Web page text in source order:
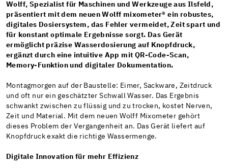
Wolff, Spezialist für Maschinen und Werkzeuge aus Ilsfeld,
präsentiert mit dem neuen Wolff mixometer® ein robustes,
digitales Dosiersystem, das Fehler vermeidet, Zeit spart und
für konstant optimale Ergebnisse sorgt. Das Gerät
ermöglicht präzise Wasserdosierung auf Knopfdruck,
ergänzt durch eine intuitive App mit QR-Code-Scan,
Memory-Funktion und digitaler Dokumentation.
Montagmorgen auf der Baustelle: Eimer, Sackware, Zeitdruck
und oft nur ein geschätzter Schwall Wasser. Das Ergebnis
schwankt zwischen zu flüssig und zu trocken, kostet Nerven,
Zeit und Material. Mit dem neuen Wolff Mixometer gehört
dieses Problem der Vergangenheit an. Das Gerät liefert auf
Knopfdruck exakt die richtige Wassermenge.
Digitale Innovation für mehr Effizienz